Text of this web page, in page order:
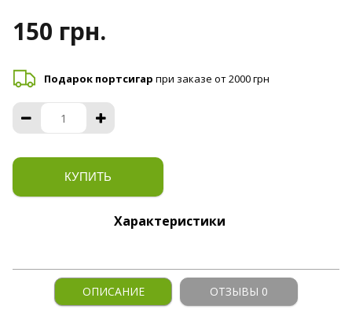
150 грн.
Подарок портсигар при заказе от 2000 грн
КУПИТЬ
Характеристики
ОПИСАНИЕ ОТЗЫВЫ 0